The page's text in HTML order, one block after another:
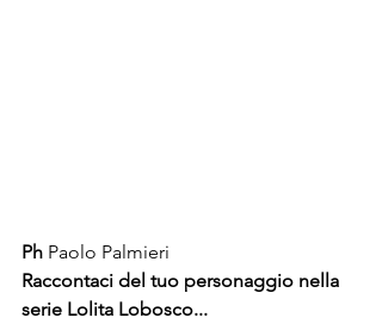
Ph Paolo Palmieri
Raccontaci del tuo personaggio nella
serie Lolita Lobosco...